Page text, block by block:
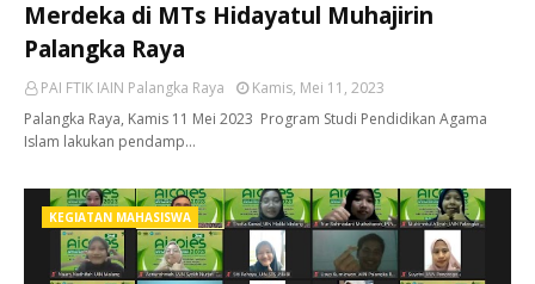
Merdeka di MTs Hidayatul Muhajirin
Palangka Raya
PAI FTIK IAIN Palangka Raya
Kamis, Mei 11, 2023
Palangka Raya, Kamis 11 Mei 2023 Program Studi Pendidikan Agama
Islam lakukan pendamp…
KEGIATAN MAHASISWA